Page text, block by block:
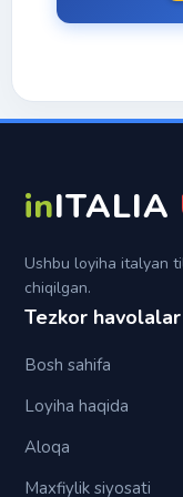
Su
Topiklar
inITALIA
Ushbu loyiha italyan
chiqilgan.
Tezkor havolalar
Bosh sahifa
Loyiha haqida
Aloqa
Maxfiylik siyosati